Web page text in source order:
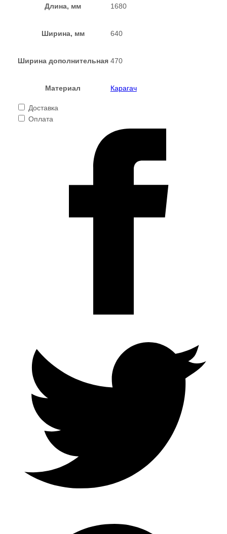
Длина, мм 1680
Ширина, мм 640
Ширина дополнительная 470
Материал Карагач
Доставка
Оплата